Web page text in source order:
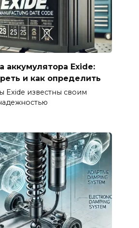
аккумулятора Exide:
и как определить
Exide известны своим